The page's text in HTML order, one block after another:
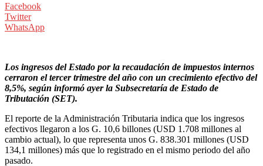
Facebook
Twitter
WhatsApp
Los ingresos del Estado por la recaudación de impuestos internos
cerraron el tercer trimestre del año con un crecimiento efectivo del
8,5%, según informó ayer la Subsecretaría de Estado de
Tributación (SET).
El reporte de la Administración Tributaria indica que los ingresos
efectivos llegaron a los G. 10,6 billones (USD 1.708 millones al
cambio actual), lo que representa unos G. 838.301 millones (USD
134,1 millones) más que lo registrado en el mismo periodo del año
pasado.